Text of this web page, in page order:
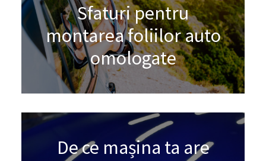
Sfaturi pentru
montarea foliilor auto
omologate
De ce mașina ta are